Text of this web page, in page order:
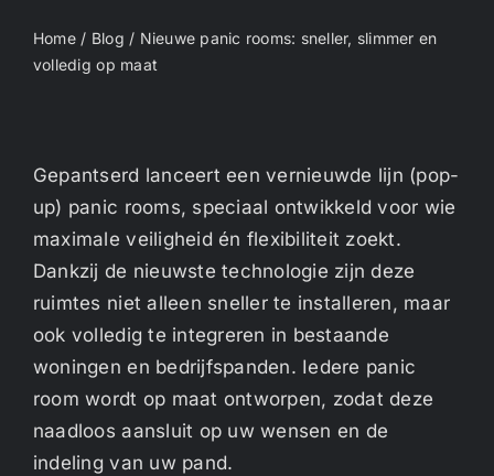
Home / Blog / Nieuwe panic rooms: sneller, slimmer en
volledig op maat
Gepantserd lanceert een vernieuwde lijn (pop-
up) panic rooms, speciaal ontwikkeld voor wie
maximale veiligheid én flexibiliteit zoekt.
Dankzij de nieuwste technologie zijn deze
ruimtes niet alleen sneller te installeren, maar
ook volledig te integreren in bestaande
woningen en bedrijfspanden. Iedere panic
room wordt op maat ontworpen, zodat deze
naadloos aansluit op uw wensen en de
indeling van uw pand.